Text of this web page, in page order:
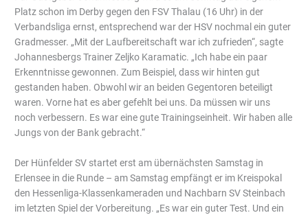
Platz schon im Derby gegen den FSV Thalau (16 Uhr) in der
Verbandsliga ernst, entsprechend war der HSV nochmal ein guter
Gradmesser. „Mit der Laufbereitschaft war ich zufrieden“, sagte
Johannesbergs Trainer Zeljko Karamatic. „Ich habe ein paar
Erkenntnisse gewonnen. Zum Beispiel, dass wir hinten gut
gestanden haben. Obwohl wir an beiden Gegentoren beteiligt
waren. Vorne hat es aber gefehlt bei uns. Da müssen wir uns
noch verbessern. Es war eine gute Trainingseinheit. Wir haben alle
Jungs von der Bank gebracht.“
Der Hünfelder SV startet erst am übernächsten Samstag in
Erlensee in die Runde – am Samstag empfängt er im Kreispokal
den Hessenliga-Klassenkameraden und Nachbarn SV Steinbach
im letzten Spiel der Vorbereitung. „Es war ein guter Test. Und ein